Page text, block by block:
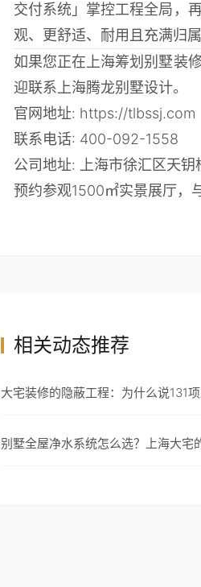
交付系统」掌控工程全局，
观、更舒适、耐用且充满归属
如果您正在上海筹划别墅装
迎联系上海腾龙别墅设计。
官网地址: https://tlbssj.com
联系电话: 400-092-1558
公司地址: 上海市徐汇区天钥
预约参观1500㎡实景展厅，
相关动态推荐
大宅装修的隐蔽工程：为什么说131项
别墅全屋净水系统怎么选？上海大宅